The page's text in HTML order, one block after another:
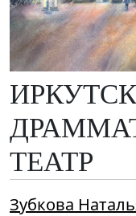
ТЕАТР
Зубкова